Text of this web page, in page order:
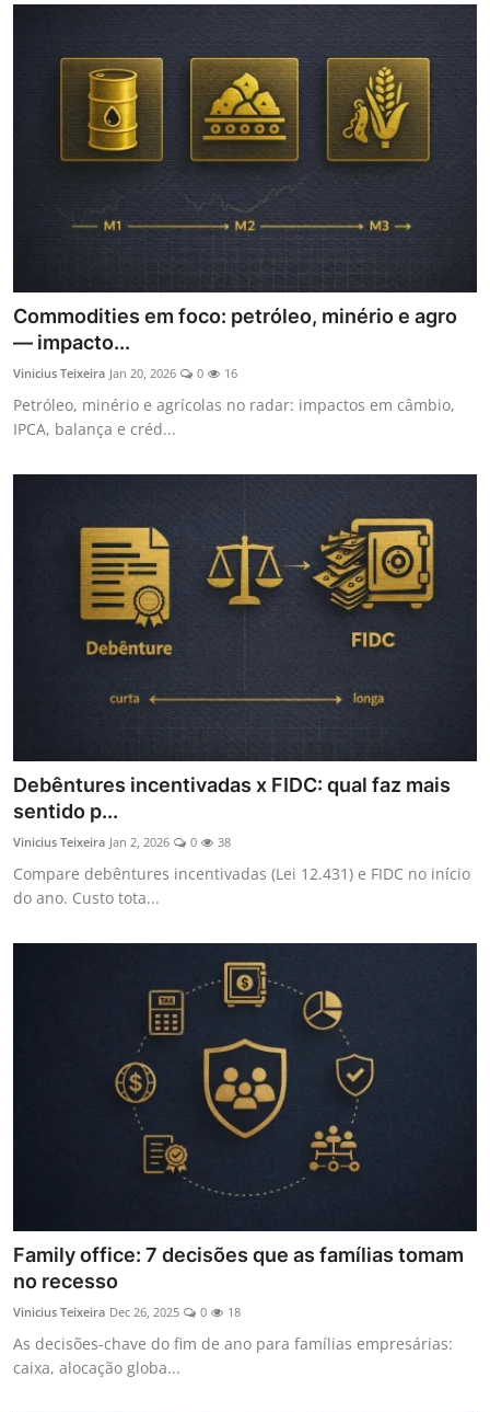
Commodities em foco: petróleo, minério e agro
— impacto...
Vinicius Teixeira Jan 20, 2026 0 16
Petróleo, minério e agrícolas no radar: impactos em câmbio,
IPCA, balança e créd...
Debêntures incentivadas x FIDC: qual faz mais
sentido p...
Vinicius Teixeira Jan 2, 2026 0 38
Compare debêntures incentivadas (Lei 12.431) e FIDC no início
do ano. Custo tota...
Family office: 7 decisões que as famílias tomam
no recesso
Vinicius Teixeira Dec 26, 2025 0 18
As decisões-chave do fim de ano para famílias empresárias:
caixa, alocação globa...